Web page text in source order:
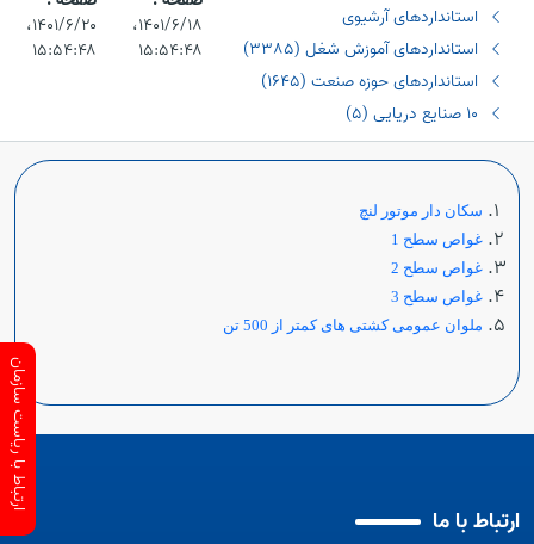
استانداردهای آرشیوی
استانداردهای آموزش شغل (٣٣٨٥)
استانداردهای حوزه صنعت (١٦٤٥)
١٠ صنایع دریایی (٥)
۱۴۰۱/۶/۱۸،‏
۱۵:۵۴:۴۸
۱۴۰۱/۶/۲۰،‏
۱۵:۵۴:۴۸
سكان دار موتور لنچ
غواص سطح 1
غواص سطح 2
غواص سطح 3
ملوان عمومی کشتی های کمتر از 500 تن
ارتباط با ما
ارتباط با ریاست سازمان